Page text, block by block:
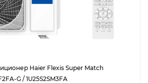
Haier Flexis Super Match
G / 1U25S2SM3FA